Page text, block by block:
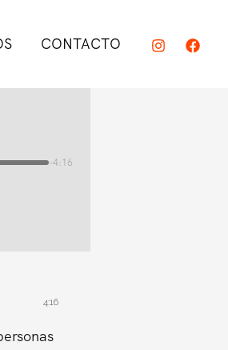
CONTACTO
-4:16
4:16